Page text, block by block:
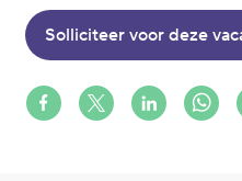
Glowi Glowi
Share on Facebook
Share on XShare on
Solliciteer voor deze